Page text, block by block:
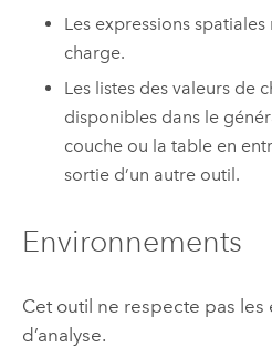
Les expressions
charge.
Les listes des valeurs de
disponibles dans le
couche ou la table en
sortie d’un autre outil.
Environnements
Cet outil ne respecte pas
d’analyse.